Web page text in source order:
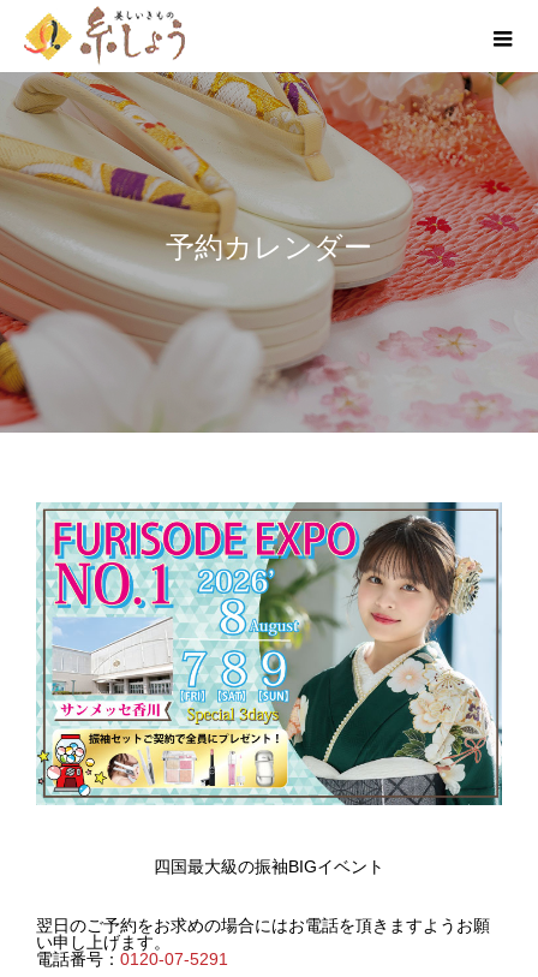
予約カレンダー
四国最大級の振袖BIGイベント
翌日のご予約をお求めの場合にはお電話を頂きますようお願
い申し上げます。
電話番号： 0120-07-5291